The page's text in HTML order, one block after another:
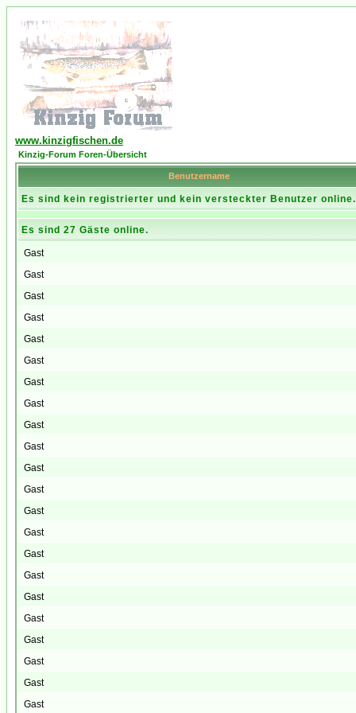
www.kinzigfischen.de
Kinzig-Forum Foren-Übersicht
Benutzername
Es sind kein registrierter und kein versteckter Benutzer online.
Es sind 27 Gäste online.
Gast
Gast
Gast
Gast
Gast
Gast
Gast
Gast
Gast
Gast
Gast
Gast
Gast
Gast
Gast
Gast
Gast
Gast
Gast
Gast
Gast
Gast